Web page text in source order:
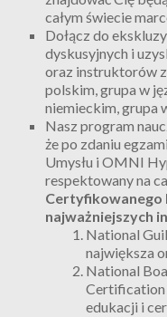
całym świecie
Dołącz do
dyskusyjnych i
oraz instruktorów z
polskim, grupa w
niemieckim, grupa
Nasz program
że po zdaniu
Umysłu i OMNI
respektowany na
najważniejszych
National
największa
National
Certification
edukacji i